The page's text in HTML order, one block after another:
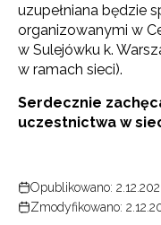
uzupełniana będzie
organizowanymi w
w Sulejówku k.
w ramach sieci).
Serdecznie
uczestnictwa w
Opublikowano:
Zmodyfikowano:
Zapisuję się